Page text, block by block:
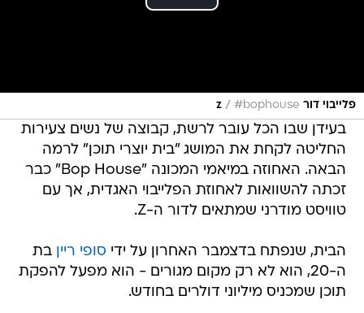
פלייבוי דור z / #bophouse
בעידן שבו הכל עובר לרשת, קבוצה של נשים צעירות
החליטה לקחת את המושג "בית יוצרי תוכן" לרמה
הבאה. האחוזה במיאמי המכונה "Bop House" כבר
זכתה להשוואות לאחוזת הפלייבוי האגדית, אך עם
טוויסט מודרני שמתאים לדור ה-Z.
הבית, שנפתח בדצמבר האחרון על ידי סופי ריין בת
ה-20, הוא לא רק מקום מגורים - הוא מפעל להפקת
תוכן שמכניס מיליוני דולרים בחודש.